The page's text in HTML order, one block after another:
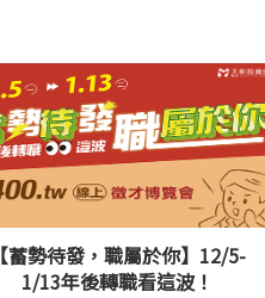
【蓄勢待發，職屬於你】12/5-
1/13年後轉職看這波！